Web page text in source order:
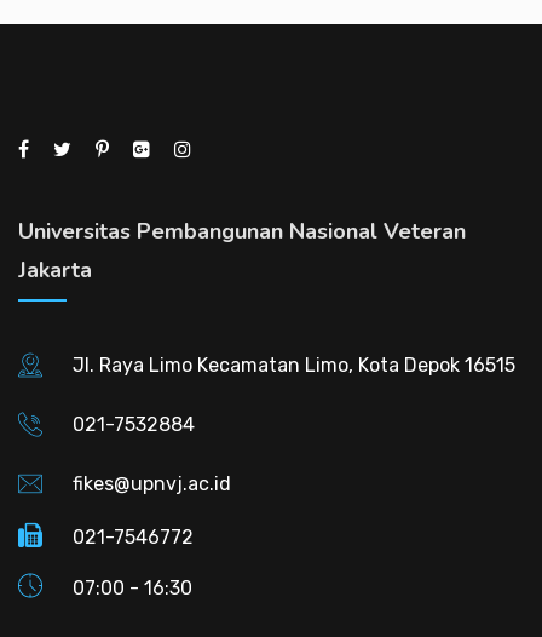
Universitas Pembangunan Nasional Veteran
Jakarta
Jl. Raya Limo Kecamatan Limo, Kota Depok 16515
021-7532884
fikes@upnvj.ac.id
021-7546772
07:00 - 16:30